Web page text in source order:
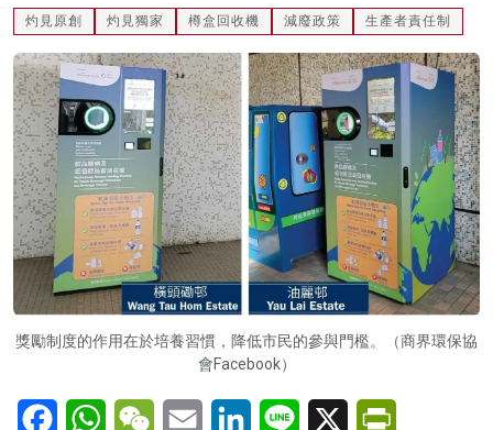
灼見原創 灼見獨家 樽盒回收機 減廢政策 生產者責任制
獎勵制度的作用在於培養習慣，降低市民的參與門檻。（商界環保協
會Facebook）
FacebookWhatsAppWeChatEmail LinkedInLine X